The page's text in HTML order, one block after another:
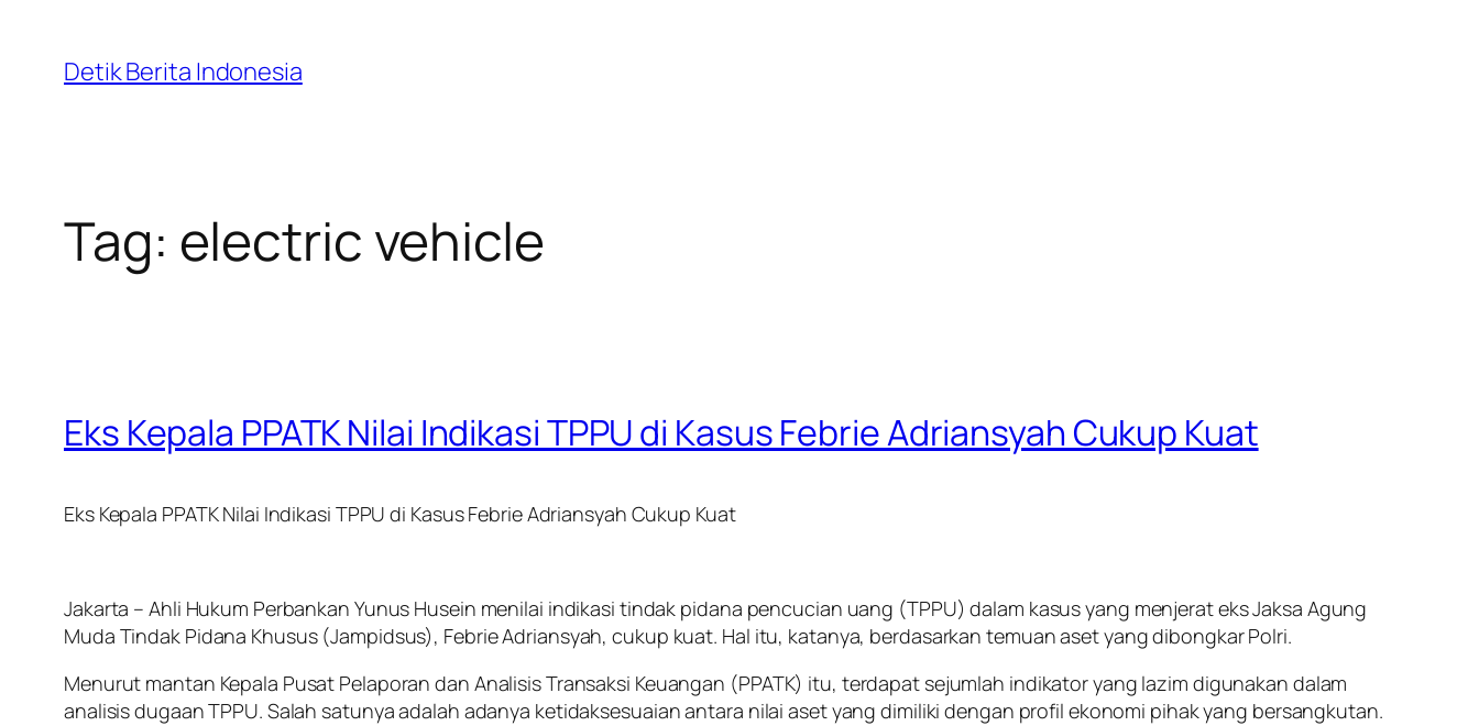
content
Detik Berita Indonesia
Tag: electric vehicle
Eks Kepala PPATK Nilai Indikasi TPPU di Kasus Febrie Adriansyah Cukup Kuat
Eks Kepala PPATK Nilai Indikasi TPPU di Kasus Febrie Adriansyah Cukup Kuat
Jakarta – Ahli Hukum Perbankan Yunus Husein menilai indikasi tindak pidana pencucian uang (TPPU) dalam kasus yang menjerat eks Jaksa Agung
Muda Tindak Pidana Khusus (Jampidsus), Febrie Adriansyah, cukup kuat. Hal itu, katanya, berdasarkan temuan aset yang dibongkar Polri.
Menurut mantan Kepala Pusat Pelaporan dan Analisis Transaksi Keuangan (PPATK) itu, terdapat sejumlah indikator yang lazim digunakan dalam
analisis dugaan TPPU. Salah satunya adalah adanya ketidaksesuaian antara nilai aset yang dimiliki dengan profil ekonomi pihak yang bersangkutan.